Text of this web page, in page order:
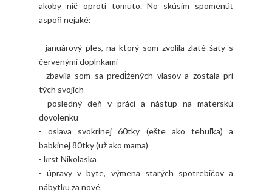
akoby nič oproti tomuto. No skúsim spomenúť
aspoň nejaké:
- januárový ples, na ktorý som zvolila zlaté šaty s
červenými doplnkami
- zbavila som sa predĺžených vlasov a zostala pri
tých svojich
- posledný deň v práci a nástup na materskú
dovolenku
- oslava svokrinej 60tky (ešte ako tehuľka) a
babkinej 80tky (už ako mama)
- krst Nikolaska
- úpravy v byte, výmena starých spotrebičov a
nábytku za nové